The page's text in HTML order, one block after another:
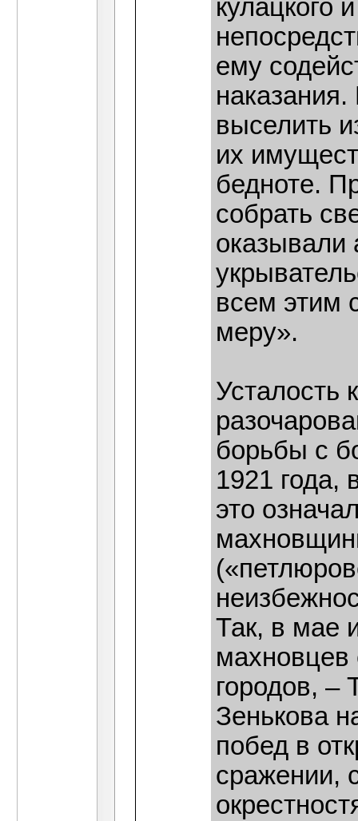
кулацкого
ему
выселить
их
бедноте.
собрать
оказывали
всем этим
меру».
Усталость
борьбы с
1921 года,
это
Так, в мае
махновцев
городов, –
Зенькова
побед в
сражении,